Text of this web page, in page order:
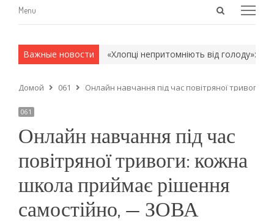
Open
Menu
Menu
Важные новости
армейские методы. «Хлопці непритомніють від голоду»:
Домой 061 Онлайн навчання під час повітряної
061
Онлайн навчання під час
повітряної тривоги: кожна
школа приймає рішення
самостійно, — ЗОВА